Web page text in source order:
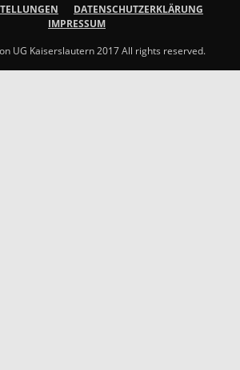
DATENSCHUTZERKLÄRUNG
IMPRESSUM
UG Kaiserslautern 2017 All rights reserved.